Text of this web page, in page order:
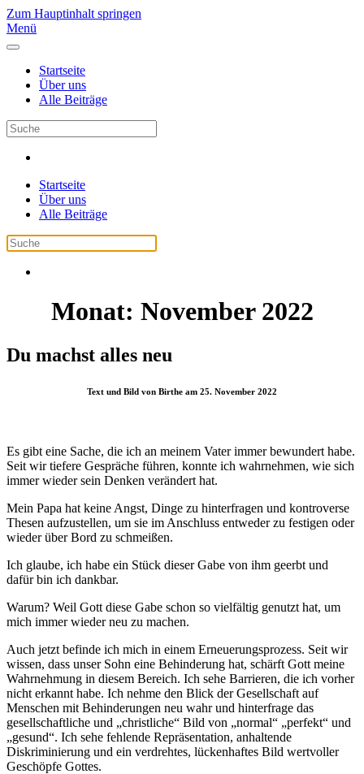
Zum Hauptinhalt springen
Menü
Startseite
Über uns
Alle Beiträge
Startseite
Über uns
Alle Beiträge
Monat: November 2022
Du machst alles neu
Text und Bild von Birthe am 25. November 2022
Es gibt eine Sache, die ich an meinem Vater immer bewundert habe.
Seit wir tiefere Gespräche führen, konnte ich wahrnehmen, wie sich
immer wieder sein Denken verändert hat.
Mein Papa hat keine Angst, Dinge zu hinterfragen und kontroverse
Thesen aufzustellen, um sie im Anschluss entweder zu festigen oder
wieder über Bord zu schmeißen.
Ich glaube, ich habe ein Stück dieser Gabe von ihm geerbt und
dafür bin ich dankbar.
Warum? Weil Gott diese Gabe schon so vielfältig genutzt hat, um
mich immer wieder neu zu machen.
Auch jetzt befinde ich mich in einem Erneuerungsprozess. Seit wir
wissen, dass unser Sohn eine Behinderung hat, schärft Gott meine
Wahrnehmung in diesem Bereich. Ich sehe Barrieren, die ich vorher
nicht erkannt habe. Ich nehme den Blick der Gesellschaft auf
Menschen mit Behinderungen neu wahr und hinterfrage das
gesellschaftliche und „christliche“ Bild von „normal“ „perfekt“ und
„gesund“. Ich sehe fehlende Repräsentation, anhaltende
Diskriminierung und ein verdrehtes, lückenhaftes Bild wertvoller
Geschöpfe Gottes.